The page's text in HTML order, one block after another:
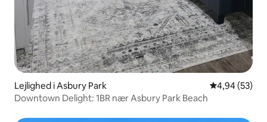
Lejlighed i Asbury Park 4,94 ud af 5 i
4,94 (53)
Downtown Delight: 1BR nær Asbury Park Beach